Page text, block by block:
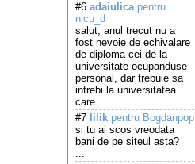
#6 adaiulicapentru
nicu_d
salut, anul trecut nu a
fost nevoie de echivalare
de diploma cei de la
universitate ocupanduse
personal, dar trebuie sa
intrebi la universitatea
care ...
#7 lilik pentru Bogdanpop
si tu ai scos vreodata
bani de pe siteul asta?
...